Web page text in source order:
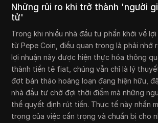
Những rủi ro khi trở thành 'người
tử'
Trong khi nhiều nhà đầu tư phấn khởi về
từ Pepe Coin, điều quan trọng là phải nhớ
lợi nhuận này được hiện thực hóa thông
thành tiền tệ fiat, chúng vẫn chỉ là lý
đợt bán tháo hoảng loạn đang hiện hữu,
nhà đầu tư chờ đợi thời điểm mà những
thể quyết định rút tiền. Thực tế này nhấn
trọng của việc cẩn trọng và chuẩn bị cho